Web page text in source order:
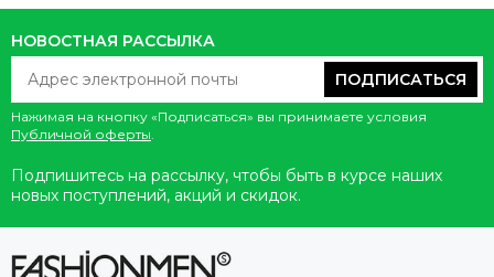
НОВОСТНАЯ РАССЫЛКА
ПОДПИСАТЬСЯ
Нажимая на кнопку «Подписаться» вы принимаете условия
Публичной оферты.
Подпишитесь на рассылку, чтобы быть в курсе наших
новых поступлений, акций и скидок.